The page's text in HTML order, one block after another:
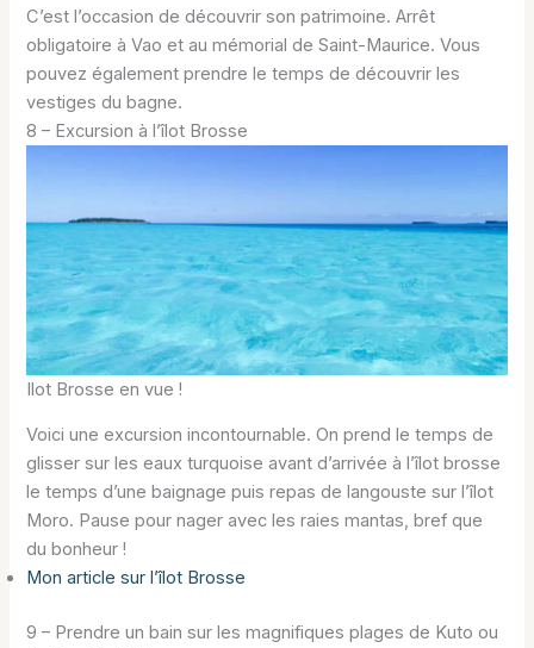
C’est l’occasion de découvrir son patrimoine. Arrêt
obligatoire à Vao et au mémorial de Saint-Maurice. Vous
pouvez également prendre le temps de découvrir les
vestiges du bagne.
8 – Excursion à l’îlot Brosse
Ilot Brosse en vue !
Voici une excursion incontournable. On prend le temps de
glisser sur les eaux turquoise avant d’arrivée à l’îlot brosse
le temps d’une baignage puis repas de langouste sur l’îlot
Moro. Pause pour nager avec les raies mantas, bref que
du bonheur !
Mon article sur l’îlot Brosse
9 – Prendre un bain sur les magnifiques plages de Kuto ou